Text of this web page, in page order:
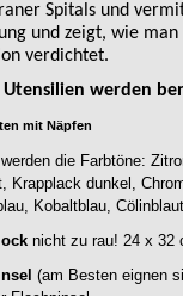
Spitals und
und zeigt, wie
verdichtet.
Utensilien werden
mit Näpfen
die Farbtöne:
Krapplack dunkel,
Kobaltblau,
nicht zu rau! 24 x 32
(am Besten eignen